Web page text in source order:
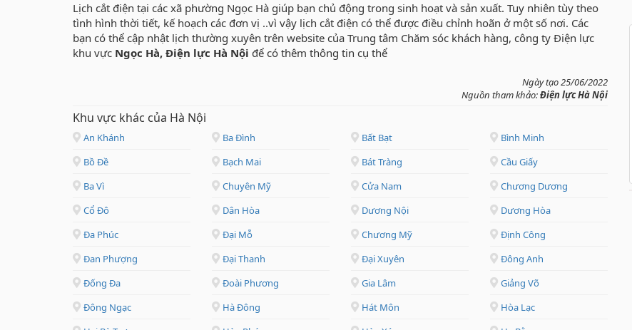
Lịch cắt điện tại các xã phường Ngọc Hà giúp bạn chủ động trong sinh hoạt và sản xuất. Tuy nhiên tùy theo
tình hình thời tiết, kế hoạch các đơn vị ..vì vậy lịch cắt điện có thể được điều chỉnh hoãn ở một số nơi. Các
bạn có thể cập nhật lịch thường xuyên trên website của Trung tâm Chăm sóc khách hàng, công ty Điện lực
khu vực Ngọc Hà, Điện lực Hà Nội để có thêm thông tin cụ thể
Ngày tạo 25/06/2022
Nguồn tham khảo:Điện lực Hà Nội
Khu vực khác của Hà Nội
An Khánh Ba Đình Bất Bạt
Bình Minh
Bồ Đề
Bạch Mai Bát Tràng
Cầu Giấy
Ba Vì
Chuyên Mỹ Cửa Nam
Chương Dương
Cổ Đô
Dân Hòa Dương Nội
Dương Hòa
Đa Phúc
Đại Mỗ Chương Mỹ
Định Công
Đan Phượng
Đại Thanh Đại Xuyên
Đông Anh
Đống Đa
Đoài Phương Gia Lâm
Giảng Võ
Đông Ngạc
Hà Đông Hát Môn
Hòa Lạc